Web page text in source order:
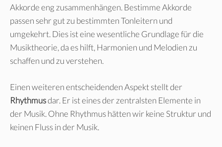
Akkorde eng zusammenhängen. Bestimme Akkorde
passen sehr gut zu bestimmten Tonleitern und
umgekehrt. Dies ist eine wesentliche Grundlage für die
Musiktheorie, da es hilft, Harmonien und Melodien zu
schaffen und zu verstehen.
Einen weiteren entscheidenden Aspekt stellt der
Rhythmusdar. Er ist eines der zentralsten Elemente in
der Musik. Ohne Rhythmus hätten wir keine Struktur und
keinen Fluss in der Musik.